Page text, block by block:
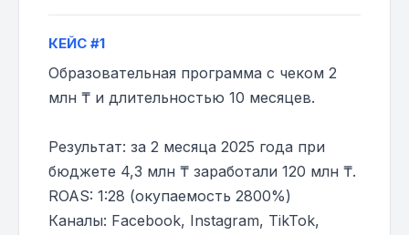
КЕЙС #1
Образовательная программа с чеком 2
млн ₸ и длительностью 10 месяцев.
Результат: за 2 месяца 2025 года при
бюджете 4,3 млн ₸ заработали 120 млн ₸.
ROAS: 1:28 (окупаемость 2800%)
Каналы: Facebook, Instagram, TikTok,